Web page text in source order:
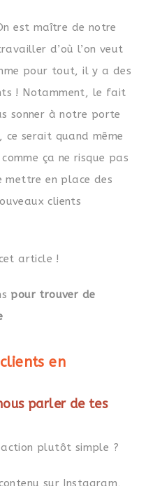
est maître de notre
d’où l’on veut
pour tout, il y a des
! Notamment, le fait
sonner à notre porte
ce serait quand même
ça ne risque pas
mettre en place des
clients
article !
pour trouver de
en
parler de tes
plutôt simple ?
sur Instagram,